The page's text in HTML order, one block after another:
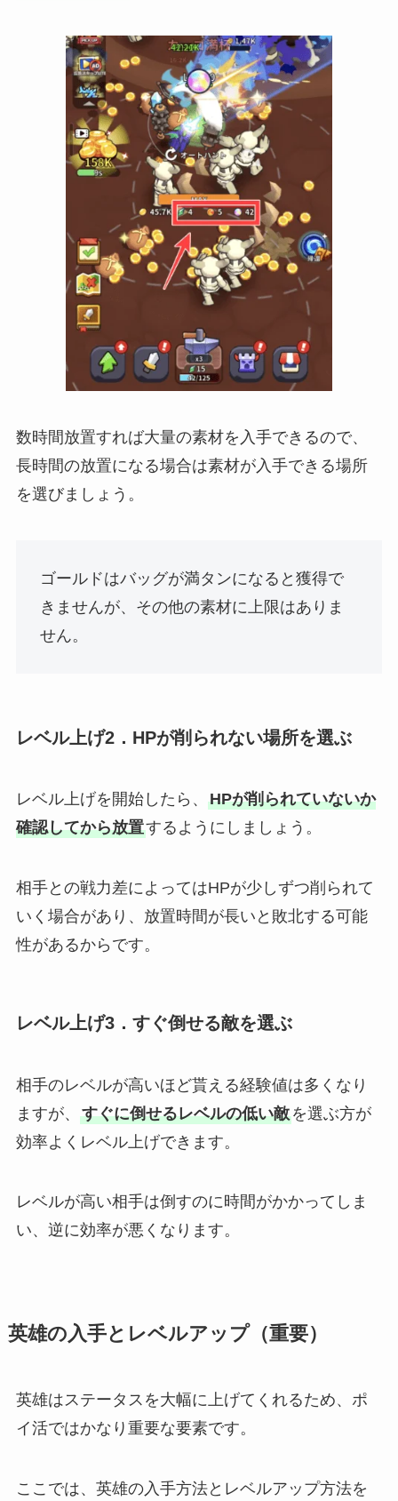
数時間放置すれば大量の素材を入手できるので、
長時間の放置になる場合は素材が入手できる場所
を選びましょう。
ゴールドはバッグが満タンになると獲得で
きませんが、その他の素材に上限はありま
せん。
レベル上げ2．HPが削られない場所を選ぶ
レベル上げを開始したら、 HPが削られていないか
確認してから放置するようにしましょう。
相手との戦力差によってはHPが少しずつ削られて
いく場合があり、放置時間が長いと敗北する可能
性があるからです。
レベル上げ3．すぐ倒せる敵を選ぶ
相手のレベルが高いほど貰える経験値は多くなり
ますが、 すぐに倒せるレベルの低い敵を選ぶ方が
効率よくレベル上げできます。
レベルが高い相手は倒すのに時間がかかってしま
い、逆に効率が悪くなります。
英雄の入手とレベルアップ（重要）
英雄はステータスを大幅に上げてくれるため、ポ
イ活ではかなり重要な要素です。
ここでは、英雄の入手方法とレベルアップ方法を